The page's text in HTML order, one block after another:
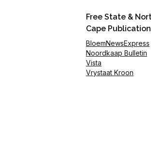
Free State &
Cape
BloemNewsExpress
Noordkaap Bulletin
Vista
Vrystaat Kroon